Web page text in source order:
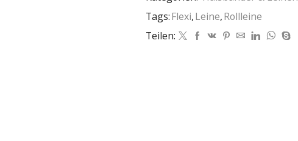
Tags:Flexi,Leine,Rollleine
Teilen: